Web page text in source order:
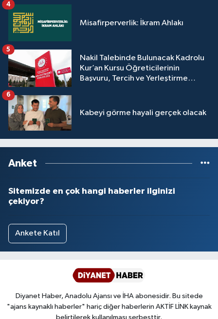
Misafirperverlik: İkram Ahlakı
4
Nakil Talebinde Bulunacak Kadrolu
Kur’an Kursu Öğreticilerinin
Başvuru, Tercih ve Yerleştirme
5
Kabeyi görme hayali gerçek olacak
6
Anket
Sitemizde en çok hangi haberler ilginizi
çekiyor?
Ankete Katıl
Diyanet Haber, Anadolu Ajansı ve İHA abonesidir. Bu sitede
"ajans kaynaklı haberler" hariç diğer haberlerin AKTİF LİNK kaynak
belirtilerek kullanılması serbesttir.
Tekirdağ Müftülüğü
Tokat Müftülüğü
Trabzon Müftülüğü
Tunceli Müftülüğü
Uşak Müftülüğü
Yalova Müftülüğü
Yozgat Müftülüğü